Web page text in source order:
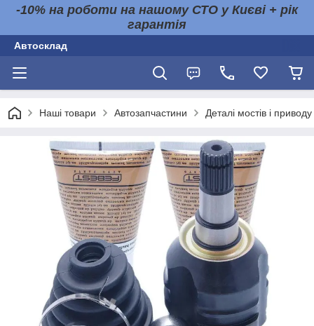
-10% на роботи на нашому СТО у Києві + рік
гарантія
Автосклад
Наші товари Автозапчастини Деталі мостів і приводу